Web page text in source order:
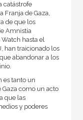
catástrofe
Franja de Gaza,
de que los
Amnistía
hasta el
han traicionado los
abandonar a los
es tanto un
como un acto
que las
y poderes